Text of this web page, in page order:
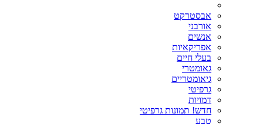
אבסטרקט
אורבני
אנשים
אפריקאיות
בעלי חיים
גאומטרי
גיאומטריים
גרפיטי
דמויות
חדש! תמונות גרפיטי
טבע